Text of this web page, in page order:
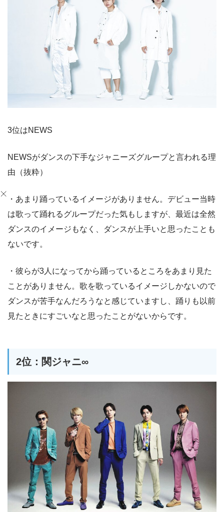
3位はNEWS
NEWSがダンスの下手なジャニーズグループと言われる理
由（抜粋）
・あまり踊っているイメージがありません。デビュー当時
は歌って踊れるグループだった気もしますが、最近は全然
ダンスのイメージもなく、ダンスが上手いと思ったことも
ないです。
・彼らが3人になってから踊っているところをあまり見た
ことがありません。歌を歌っているイメージしかないので
ダンスが苦手なんだろうなと感じていますし、踊りも以前
見たときにすごいなと思ったことがないからです。
2位：関ジャニ∞